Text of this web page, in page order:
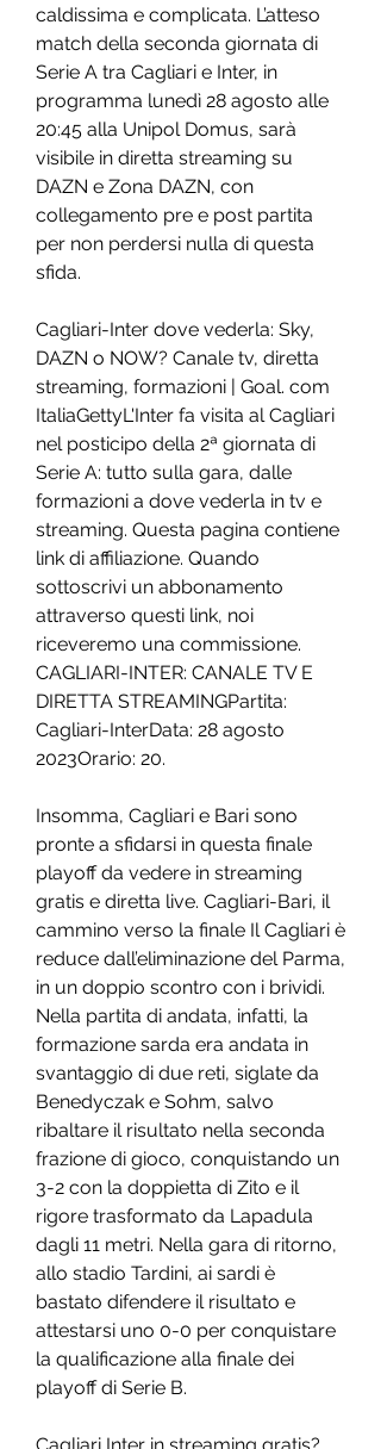
caldissima e complicata. L’atteso
match della seconda giornata di
Serie A tra Cagliari e Inter, in
programma lunedì 28 agosto alle
20:45 alla Unipol Domus, sarà
visibile in diretta streaming su
DAZN e Zona DAZN, con
collegamento pre e post partita
per non perdersi nulla di questa
sfida.
Cagliari-Inter dove vederla: Sky,
DAZN o NOW? Canale tv, diretta
streaming, formazioni | Goal. com
ItaliaGettyL'Inter fa visita al Cagliari
nel posticipo della 2ª giornata di
Serie A: tutto sulla gara, dalle
formazioni a dove vederla in tv e
streaming. Questa pagina contiene
link di affiliazione. Quando
sottoscrivi un abbonamento
attraverso questi link, noi
riceveremo una commissione.
CAGLIARI-INTER: CANALE TV E
DIRETTA STREAMINGPartita:
Cagliari-InterData: 28 agosto
2023Orario: 20.
Insomma, Cagliari e Bari sono
pronte a sfidarsi in questa finale
playoff da vedere in streaming
gratis e diretta live. Cagliari-Bari, il
cammino verso la finale Il Cagliari è
reduce dall’eliminazione del Parma,
in un doppio scontro con i brividi.
Nella partita di andata, infatti, la
formazione sarda era andata in
svantaggio di due reti, siglate da
Benedyczak e Sohm, salvo
ribaltare il risultato nella seconda
frazione di gioco, conquistando un
3-2 con la doppietta di Zito e il
rigore trasformato da Lapadula
dagli 11 metri. Nella gara di ritorno,
allo stadio Tardini, ai sardi è
bastato difendere il risultato e
attestarsi uno 0-0 per conquistare
la qualificazione alla finale dei
playoff di Serie B.